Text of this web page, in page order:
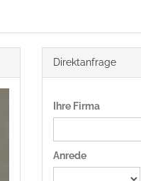
Direktanfrage
Ihre Firma
Anrede